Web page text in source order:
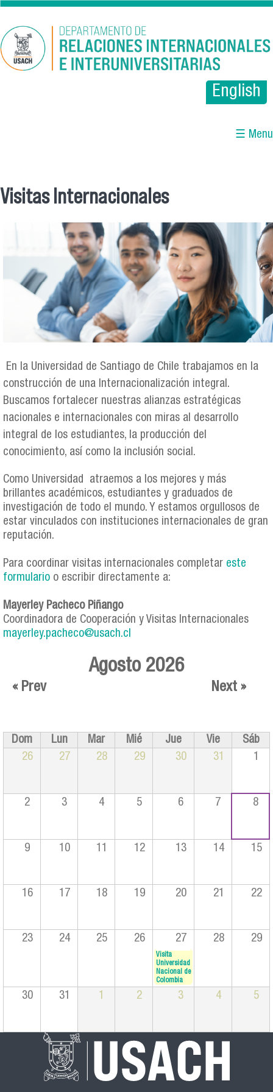
Pasar al contenido principal
English
☰ Menu
Visitas Internacionales
En la Universidad de Santiago de Chile trabajamos en la
construcción de una Internacionalización integral.
Buscamos fortalecer nuestras alianzas estratégicas
nacionales e internacionales con miras al desarrollo
integral de los estudiantes, la producción del
conocimiento, así como la inclusión social.
Como Universidad atraemos a los mejores y más
brillantes académicos, estudiantes y graduados de
investigación de todo el mundo. Y estamos orgullosos de
estar vinculados con instituciones internacionales de gran
reputación.
Para coordinar visitas internacionales completar este
formulario o escribir directamente a:
Mayerley Pacheco Piñango
Coordinadora de Cooperación y Visitas Internacionales
mayerley.pacheco@usach.cl
Agosto 2026
« Prev Next »
Dom Lun Mar Mié Jue Vie
Sáb
26
27 28 29 30 31 1
2 3 4 5 6 7 8
9 10 11 12 13 14 15
16 17 18 19 20 21 22
23 24 25 26 27 28 29
Visita
Universidad
Nacional de
Colombia
30 31 1 2 3 4 5